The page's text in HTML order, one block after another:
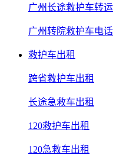
广州长途救护车转运
广州转院救护车电话
救护车出租
跨省救护车出租
长途急救车出租
120救护车出租
120急救车出租